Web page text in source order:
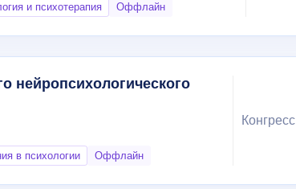
и психотерапия Оффлайн
нейропсихологического
в психологии Оффлайн
Конгресс